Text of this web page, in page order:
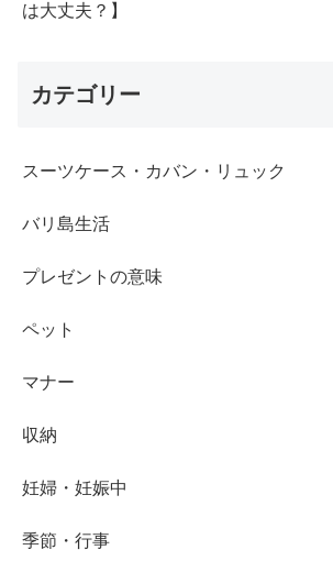
は大丈夫？】
カテゴリー
スーツケース・カバン・リュック
バリ島生活
プレゼントの意味
ペット
マナー
収納
妊婦・妊娠中
季節・行事